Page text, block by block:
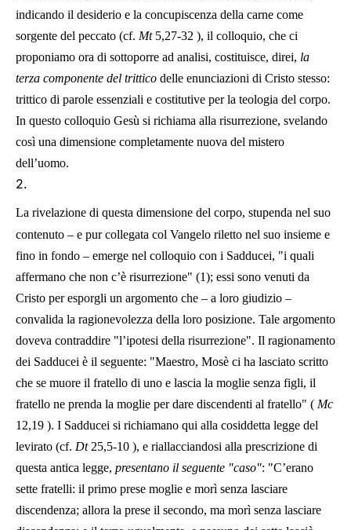
indicando il desiderio e la concupiscenza della carne come
sorgente del peccato (cf. Mt5,27-32 ), il colloquio, che ci
proponiamo ora di sottoporre ad analisi, costituisce, direi, la
terza componente del trittico delle enunciazioni di Cristo stesso:
trittico di parole essenziali e costitutive per la teologia del corpo.
In questo colloquio Gesù si richiama alla risurrezione, svelando
così una dimensione completamente nuova del mistero
dell’uomo.
2.
La rivelazione di questa dimensione del corpo, stupenda nel suo
contenuto – e pur collegata col Vangelo riletto nel suo insieme e
fino in fondo – emerge nel colloquio con i Sadducei, "i quali
affermano che non c’è risurrezione" (1); essi sono venuti da
Cristo per esporgli un argomento che – a loro giudizio –
convalida la ragionevolezza della loro posizione. Tale argomento
doveva contraddire "l’ipotesi della risurrezione". Il ragionamento
dei Sadducei è il seguente: "Maestro, Mosè ci ha lasciato scritto
che se muore il fratello di uno e lascia la moglie senza figli, il
fratello ne prenda la moglie per dare discendenti al fratello" ( Mc
12,19 ). I Sadducei si richiamano qui alla cosiddetta legge del
levirato (cf. Dt25,5-10 ), e riallacciandosi alla prescrizione di
questa antica legge, presentano il seguente "caso": "C’erano
sette fratelli: il primo prese moglie e morì senza lasciare
discendenza; allora la prese il secondo, ma morì senza lasciare